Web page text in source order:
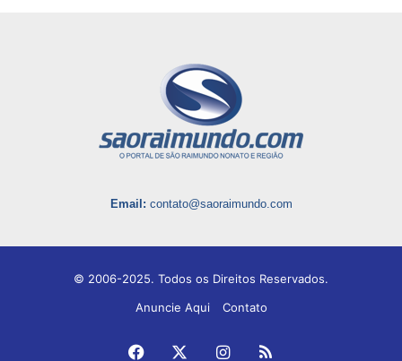
Email: contato@saoraimundo.com
© 2006-2025. Todos os Direitos Reservados.
Anuncie Aqui
Contato
Facebook Instagram
RSS